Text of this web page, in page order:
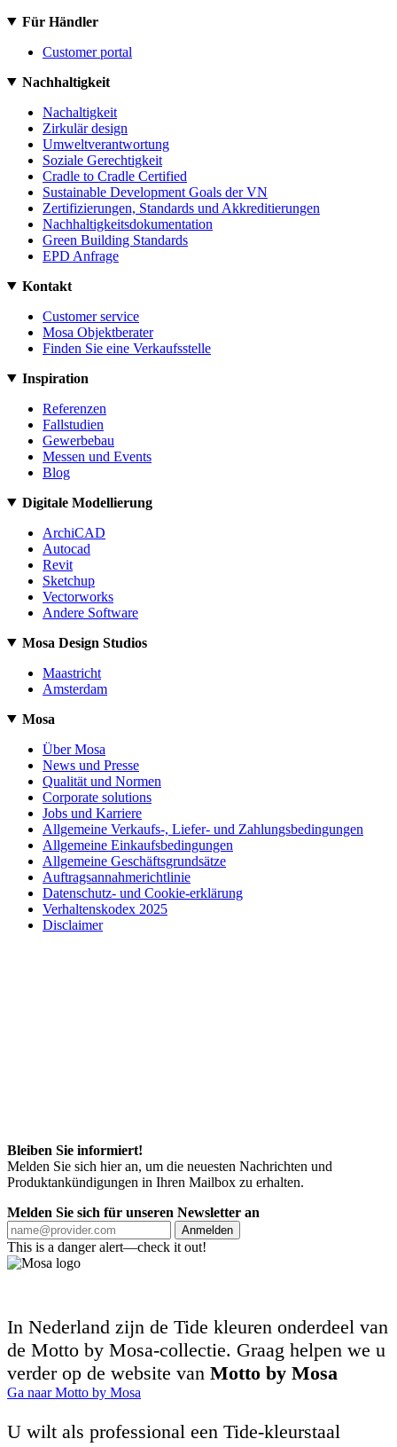
Für Händler
Customer portal
Nachhaltigkeit
Nachaltigkeit
Zirkulär design
Umweltverantwortung
Soziale Gerechtigkeit
Cradle to Cradle Certified
Sustainable Development Goals der VN
Zertifizierungen, Standards und Akkreditierungen
Nachhaltigkeitsdokumentation
Green Building Standards
EPD Anfrage
Kontakt
Customer service
Mosa Objektberater
Finden Sie eine Verkaufsstelle
Inspiration
Referenzen
Fallstudien
Gewerbebau
Messen und Events
Blog
Digitale Modellierung
ArchiCAD
Autocad
Revit
Sketchup
Vectorworks
Andere Software
Mosa Design Studios
Maastricht
Amsterdam
Mosa
Über Mosa
News und Presse
Qualität und Normen
Corporate solutions
Jobs und Karriere
Allgemeine Verkaufs-, Liefer- und Zahlungsbedingungen
Allgemeine Einkaufsbedingungen
Allgemeine Geschäftsgrundsätze
Auftragsannahmerichtlinie
Datenschutz- und Cookie-erklärung
Verhaltenskodex 2025
Disclaimer
Bleiben Sie informiert!
Melden Sie sich hier an, um die neuesten Nachrichten und
Produktankündigungen in Ihren Mailbox zu erhalten.
Melden Sie sich für unseren Newsletter an
Anmelden
This is a danger alert—check it out!
In Nederland zijn de Tide kleuren onderdeel van
de Motto by Mosa-collectie. Graag helpen we u
verder op de website van Motto by Mosa
Ga naar Motto by Mosa
U wilt als professional een Tide-kleurstaal